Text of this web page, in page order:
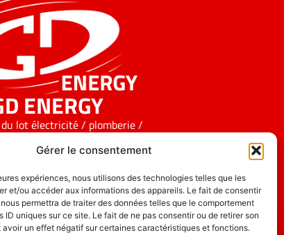
Gérer le consentement
expériences, nous utilisons des technologies telles que les
et/ou accéder aux informations des appareils. Le fait de consentir
permettra de traiter des données telles que le comportement
ID uniques sur ce site. Le fait de ne pas consentir ou de retirer son
un effet négatif sur certaines caractéristiques et fonctions.
ENERGY
du lot électricité / plomberie /